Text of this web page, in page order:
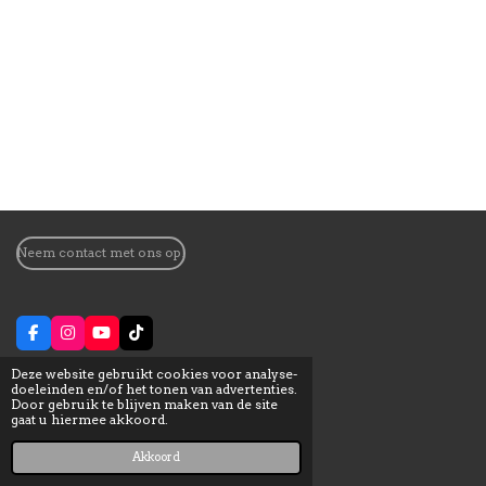
Deze website gebruikt cookies voor analyse-
doeleinden en/of het tonen van advertenties.
Door gebruik te blijven maken van de site
gaat u hiermee akkoord.
Akkoord
Neem contact met ons op!
F
a
c
e
b
o
o
k
I
n
s
t
a
g
r
a
Y
o
u
T
u
b
e
T
i
k
T
o
k
Privacybeleid & auteursrechten
Powered by BeunBot
©2023 Daily Beun